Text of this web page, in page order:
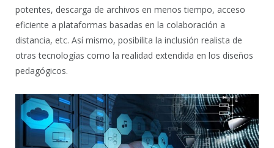
potentes, descarga de archivos en menos tiempo, acceso
eficiente a plataformas basadas en la colaboración a
distancia, etc. Así mismo, posibilita la inclusión realista de
otras tecnologías como la realidad extendida en los diseños
pedagógicos.